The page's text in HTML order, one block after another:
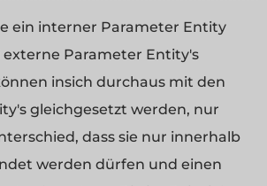
ein interner Parameter Entity
externe Parameter Entity's
insich durchaus mit den
gleichgesetzt werden, nur
dass sie nur innerhalb
werden dürfen und einen